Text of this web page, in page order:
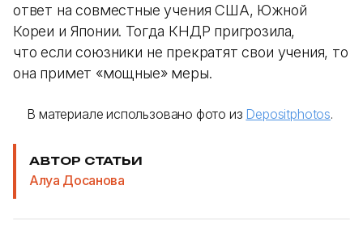
ответ на совместные учения США, Южной
Кореи и Японии. Тогда КНДР пригрозила,
что если союзники не прекратят свои учения, то
она примет «мощные» меры.
В материале использовано фото из Depositphotos.
АВТОР СТАТЬИ
Алуа Досанова